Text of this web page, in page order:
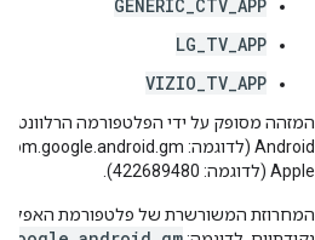
GENERIC_CTV_APP
LG_TV_APP
VIZIO_TV_APP
Apple (לדוגמה: 422689480).
המחרוזת המשורשרת של פלטפורמת